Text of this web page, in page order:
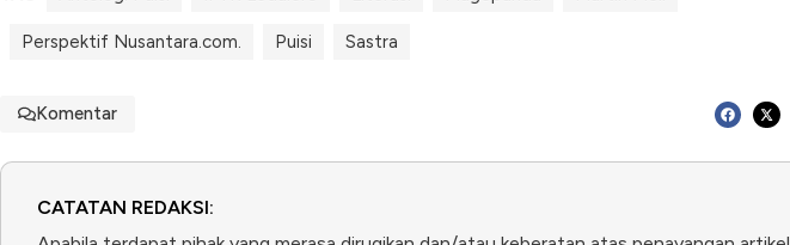
Perspektif Nusantara.com. Puisi Sastra
Komentar
CATATAN REDAKSI: